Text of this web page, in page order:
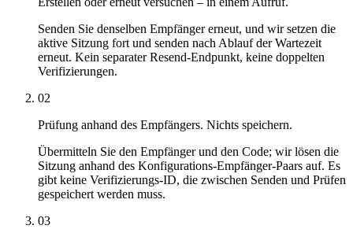
Senden Sie denselben Empfänger erneut, und wir setzen die
aktive Sitzung fort und senden nach Ablauf der Wartezeit
erneut. Kein separater Resend-Endpunkt, keine doppelten
Verifizierungen.
02
Prüfung anhand des Empfängers. Nichts speichern.
Übermitteln Sie den Empfänger und den Code; wir lösen die
Sitzung anhand des Konfigurations-Empfänger-Paars auf. Es
gibt keine Verifizierungs-ID, die zwischen Senden und Prüfen
gespeichert werden muss.
03